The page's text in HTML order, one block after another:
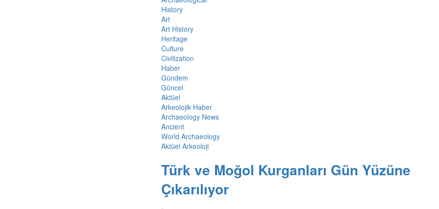
History
Art
Art History
Heritage
Culture
Civilization
Haber
Gündem
Güncel
Aktüel
Arkeolojik Haber
Archaeology News
Ancient
World Archaeology
Aktüel Arkeoloji
Türk ve Moğol Kurganları Gün Yüzüne
Çıkarılıyor